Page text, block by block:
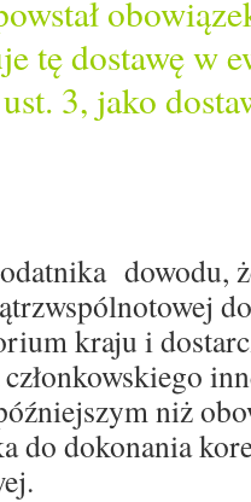
tę dostawę w
3, jako
dowodu,
kraju i
niż
do dokonania